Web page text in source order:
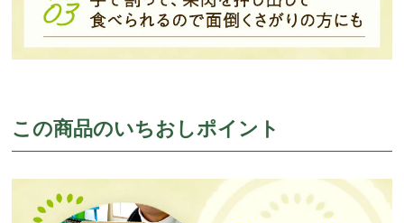
この商品のいちおしポイント